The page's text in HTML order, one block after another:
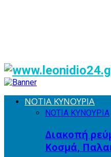
ΝΟΤΙΑ ΚΥΝΟΥΡΙΑ
ΝΟΤΙΑ ΚΥΝΟΥΡΙΑ
Διακοπή
Κοσμά,